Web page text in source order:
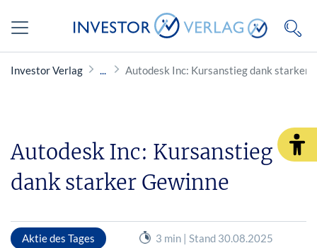
Investor Verlag Autodesk Inc: Kursanstieg dank starker
Autodesk Inc: Kursanstieg
dank starker Gewinne
Aktie des Tages 3 min | Stand 30.08.2025